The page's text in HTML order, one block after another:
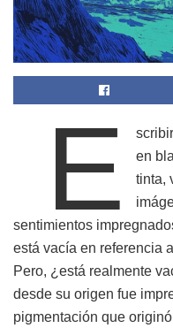
E
en
tinta,
sentimientos
está vacía en referencia
Pero, ¿está realmente
desde su origen fue
pigmentación que